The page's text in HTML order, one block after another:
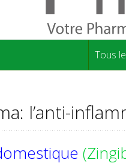
Tous
l’anti-